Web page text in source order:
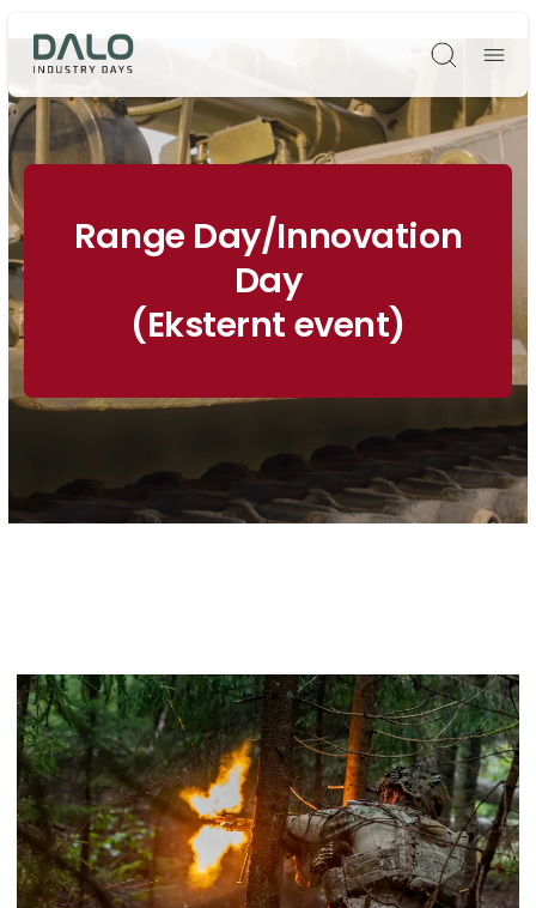
Søg
Range Day/Innovation
Day
(Eksternt event)